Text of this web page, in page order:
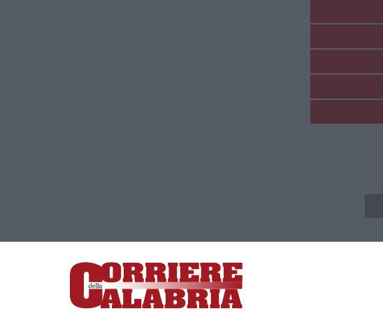
Lamezia Terme (CZ)
responsabile Paola Militano |Privacy